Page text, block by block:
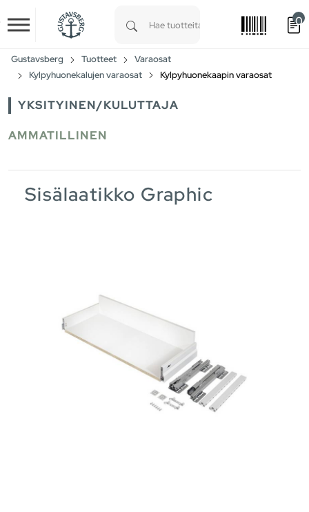
Skip to main content
0
Gustavsberg Tuotteet
Varaosat
Kylpyhuonekalujen varaosat
Kylpyhuonekaapin varaosat
YKSITYINEN/KULUTTAJA
AMMATILLINEN
Sisälaatikko Graphic